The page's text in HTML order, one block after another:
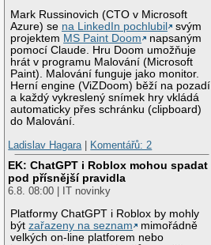
Mark Russinovich (CTO v Microsoft
Azure) se na LinkedIn pochlubil
svým
projektem MS Paint Doom
napsaným
pomocí Claude. Hru Doom umožňuje
hrát v programu Malování (Microsoft
Paint). Malování funguje jako monitor.
Herní engine (ViZDoom) běží na pozadí
a každý vykreslený snímek hry vkládá
automaticky přes schránku (clipboard)
do Malování.
Ladislav Hagara
Komentářů: 2
EK: ChatGPT i Roblox mohou spadat
pod přísnější pravidla
6.8. 08:00 | IT novinky
Platformy ChatGPT i Roblox by mohly
býtzařazeny na seznam
mimořádně
velkých on-line platforem nebo